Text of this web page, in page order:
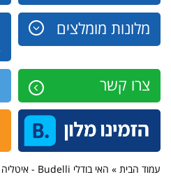
מלונות מומלצים
צרו קשר
עמוד הבית » האי בודלי Budelli - איטליה